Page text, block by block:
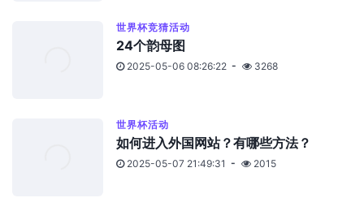
世界杯竞猜活动
24个韵母图
2025-05-06 08:26:22 3268
世界杯活动
如何进入外国网站？有哪些方法？
2025-05-07 21:49:31 2015